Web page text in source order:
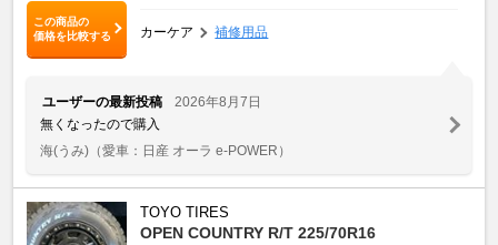
この商品の
価格を比較する
カーケア 補修用品
ユーザーの最新投稿
2026年8月7日
無くなったので購入
海(うみ) （愛車：日産 オーラ e-POWER）
TOYO TIRES
OPEN COUNTRY R/T 225/70R16